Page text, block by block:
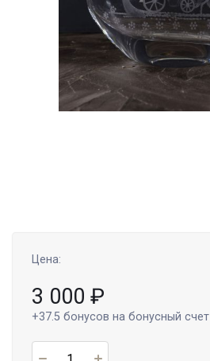
Цена:
3 000 ₽
+37.5 бонусов на бонусный счет